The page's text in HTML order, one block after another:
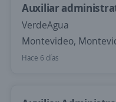
Auxiliar
VerdeAgua
Montevideo,
Hace 6 días